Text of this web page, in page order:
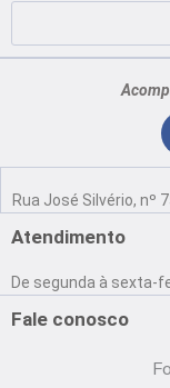
Rua José Silvério, nº
Atendimento
De segunda à sexta-
Fale conosco